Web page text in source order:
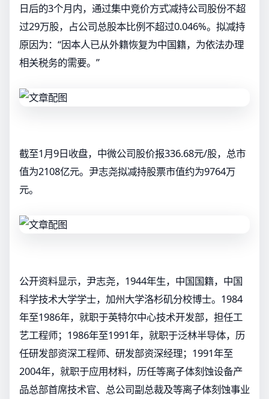
日后的3个月内，通过集中竞价方式减持公司股份不超
过29万股，占公司总股本比例不超过0.046%。拟减持
原因为：“因本人已从外籍恢复为中国籍，为依法办理
相关税务的需要。”
截至1月9日收盘，中微公司股价报336.68元/股，总市
值为2108亿元。尹志尧拟减持股票市值约为9764万
元。
公开资料显示，尹志尧，1944年生，中国国籍，中国
科学技术大学学士，加州大学洛杉矶分校博士。1984
年至1986年，就职于英特尔中心技术开发部，担任工
艺工程师；1986年至1991年，就职于泛林半导体，历
任研发部资深工程师、研发部资深经理；1991年至
2004年，就职于应用材料，历任等离子体刻蚀设备产
品总部首席技术官、总公司副总裁及等离子体刻蚀事业